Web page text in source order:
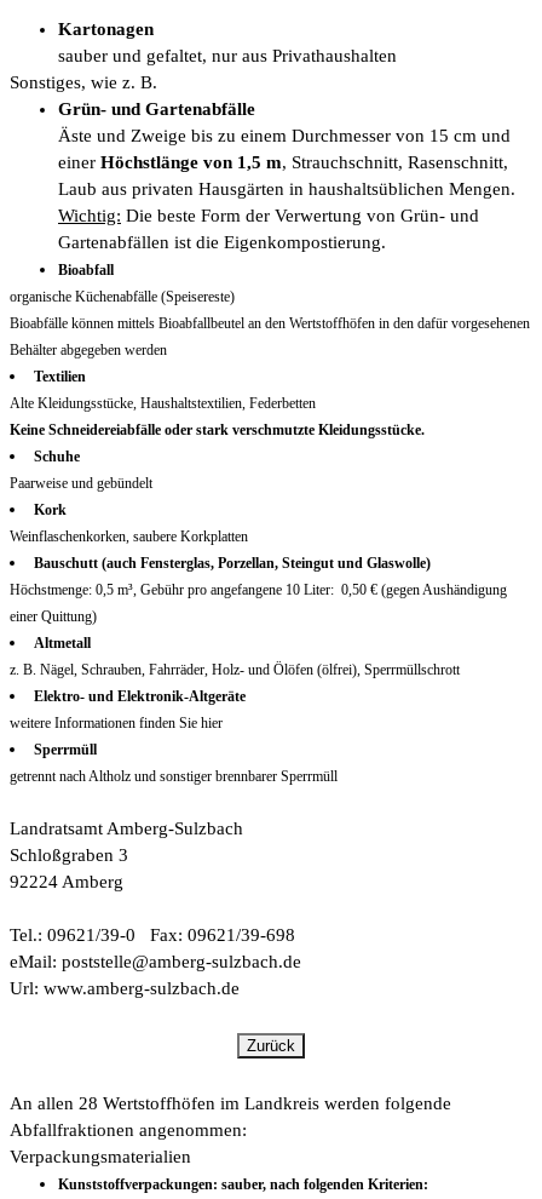
Kartonagen
sauber und gefaltet, nur aus Privathaushalten
Sonstiges, wie z. B.
Grün- und Gartenabfälle
Äste und Zweige bis zu einem Durchmesser von 15 cm und
einer Höchstlänge von 1,5 m, Strauchschnitt, Rasenschnitt,
Laub aus privaten Hausgärten in haushaltsüblichen Mengen.
Wichtig: Die beste Form der Verwertung von Grün- und
Gartenabfällen ist die Eigenkompostierung.
Bioabfall
organische Küchenabfälle (Speisereste)
Bioabfälle können mittels Bioabfallbeutel an den Wertstoffhöfen in den dafür vorgesehenen
Behälter abgegeben werden
Textilien
Alte Kleidungsstücke, Haushaltstextilien, Federbetten
Keine Schneidereiabfälle oder stark verschmutzte Kleidungsstücke.
Schuhe
Paarweise und gebündelt
Kork
Weinflaschenkorken, saubere Korkplatten
Bauschutt (auch Fensterglas, Porzellan, Steingut und Glaswolle)
Höchstmenge: 0,5 m³, Gebühr pro angefangene 10 Liter: 0,50 € (gegen Aushändigung
einer Quittung)
Altmetall
z. B. Nägel, Schrauben, Fahrräder, Holz- und Ölöfen (ölfrei), Sperrmüllschrott
Elektro- und Elektronik-Altgeräte
weitere Informationen finden Sie hier
Sperrmüll
getrennt nach Altholz und sonstiger brennbarer Sperrmüll
Landratsamt Amberg-Sulzbach
Schloßgraben 3
92224 Amberg
Tel.: 09621/39-0 Fax: 09621/39-698
eMail: poststelle@amberg-sulzbach.de
Url: www.amberg-sulzbach.de
Zurück
An allen 28 Wertstoffhöfen im Landkreis werden folgende
Abfallfraktionen angenommen:
Verpackungsmaterialien
Kunststoffverpackungen: sauber, nach folgenden Kriterien: